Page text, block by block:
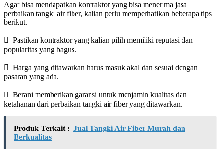
Agar bisa mendapatkan kontraktor yang bisa menerima jasa
perbaikan tangki air fiber, kalian perlu memperhatikan beberapa tips
berikut.
 Pastikan kontraktor yang kalian pilih memiliki reputasi dan
popularitas yang bagus.
 Harga yang ditawarkan harus masuk akal dan sesuai dengan
pasaran yang ada.
 Berani memberikan garansi untuk menjamin kualitas dan
ketahanan dari perbaikan tangki air fiber yang ditawarkan.
Produk Terkait : Jual Tangki Air Fiber Murah dan
Berkualitas